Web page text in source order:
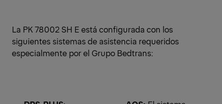
La PK 78002 SH E está configurada con los
siguientes sistemas de asistencia requeridos
especialmente por el Grupo Bedtrans: